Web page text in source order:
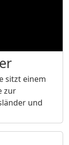
sitzt einem
zur
und